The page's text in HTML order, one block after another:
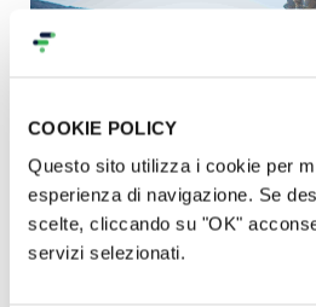
COOKIE POLICY
Questo sito utilizza i cookie per
esperienza di navigazione. Se
scelte, cliccando su "OK"
servizi selezionati.